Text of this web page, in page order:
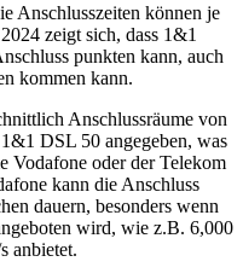
Anschlusszeiten können je
zeigt sich, dass 1&1
punkten kann, auch
kommen kann.
Anschlussräume von
DSL 50 angegeben, was
Vodafone oder der Telekom
kann die Anschluss
dauern, besonders wenn
wird, wie z.B. 6,000
anbietet.